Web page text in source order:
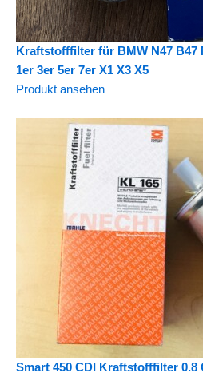
Kraftstofffilter für BMW N47 B47
1er 3er 5er 7er X1 X3 X5
Produkt ansehen
Smart 450 CDI Kraftstofffilter 0.8